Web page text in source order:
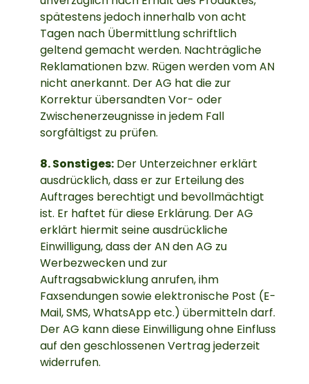
spätestens jedoch innerhalb von acht
Tagen nach Übermittlung schriftlich
geltend gemacht werden. Nachträgliche
Reklamationen bzw. Rügen werden vom AN
nicht anerkannt. Der AG hat die zur
Korrektur übersandten Vor- oder
Zwischenerzeugnisse in jedem Fall
sorgfältigst zu prüfen.
8. Sonstiges: Der Unterzeichner erklärt
ausdrücklich, dass er zur Erteilung des
Auftrages berechtigt und bevollmächtigt
ist. Er haftet für diese Erklärung. Der AG
erklärt hiermit seine ausdrückliche
Einwilligung, dass der AN den AG zu
Werbezwecken und zur
Auftragsabwicklung anrufen, ihm
Faxsendungen sowie elektronische Post (E-
Mail, SMS, WhatsApp etc.) übermitteln darf.
Der AG kann diese Einwilligung ohne Einfluss
auf den geschlossenen Vertrag jederzeit
widerrufen.